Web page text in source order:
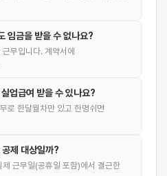
임금을 받을 수 없나요?
무입니다. 계약서에
업급여 받을 수 있나요?
로 한달월차만 있고 한명쉬면
공제 대상일까?
근무일(공휴일 포함)에서 결근한